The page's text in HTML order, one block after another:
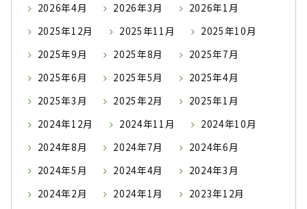
2026年4月
2026年3月
2026年1月
2025年12月
2025年11月
2025年10月
2025年9月
2025年8月
2025年7月
2025年6月
2025年5月
2025年4月
2025年3月
2025年2月
2025年1月
2024年12月
2024年11月
2024年10月
2024年8月
2024年7月
2024年6月
2024年5月
2024年4月
2024年3月
2024年2月
2024年1月
2023年12月